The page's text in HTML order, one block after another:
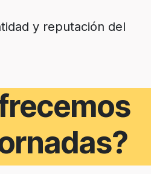
y reputación del